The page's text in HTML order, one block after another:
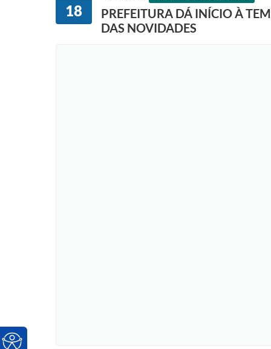
18
PREFEITURA DÁ INÍCIO À
DAS NOVIDADES